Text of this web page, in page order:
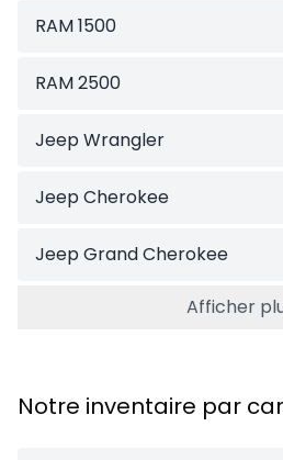
RAM 1500
RAM 2500
Jeep Wrangler
Jeep Cherokee
Jeep Grand Cherokee
Afficher
Notre inventaire par